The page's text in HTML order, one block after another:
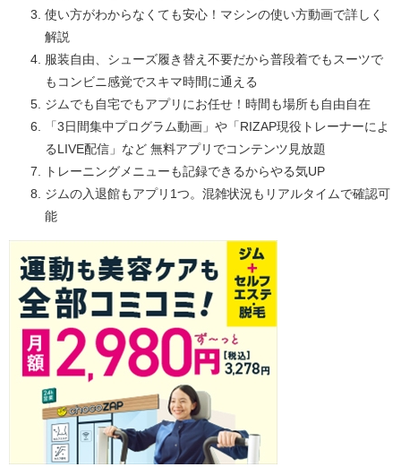
使い方がわからなくても安心！マシンの使い方動画で詳しく
解説
服装自由、シューズ履き替え不要だから普段着でもスーツで
もコンビニ感覚でスキマ時間に通える
ジムでも自宅でもアプリにお任せ！時間も場所も自由自在
「3日間集中プログラム動画」や「RIZAP現役トレーナーによ
るLIVE配信」など 無料アプリでコンテンツ見放題
トレーニングメニューも記録できるからやる気UP
ジムの入退館もアプリ1つ。混雑状況もリアルタイムで確認可
能